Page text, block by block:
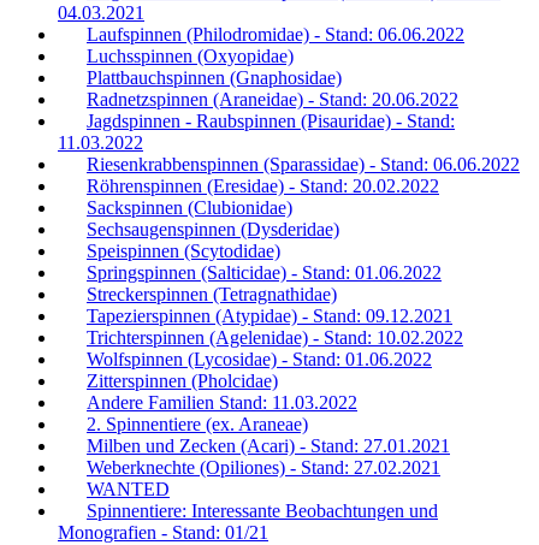
04.03.2021
Laufspinnen (Philodromidae) - Stand: 06.06.2022
Luchsspinnen (Oxyopidae)
Plattbauchspinnen (Gnaphosidae)
Radnetzspinnen (Araneidae) - Stand: 20.06.2022
Jagdspinnen - Raubspinnen (Pisauridae) - Stand:
11.03.2022
Riesenkrabbenspinnen (Sparassidae) - Stand: 06.06.2022
Röhrenspinnen (Eresidae) - Stand: 20.02.2022
Sackspinnen (Clubionidae)
Sechsaugenspinnen (Dysderidae)
Speispinnen (Scytodidae)
Springspinnen (Salticidae) - Stand: 01.06.2022
Streckerspinnen (Tetragnathidae)
Tapezierspinnen (Atypidae) - Stand: 09.12.2021
Trichterspinnen (Agelenidae) - Stand: 10.02.2022
Wolfspinnen (Lycosidae) - Stand: 01.06.2022
Zitterspinnen (Pholcidae)
Andere Familien Stand: 11.03.2022
2. Spinnentiere (ex. Araneae)
Milben und Zecken (Acari) - Stand: 27.01.2021
Weberknechte (Opiliones) - Stand: 27.02.2021
WANTED
Spinnentiere: Interessante Beobachtungen und
Monografien - Stand: 01/21